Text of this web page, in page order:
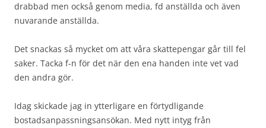
drabbad men också genom media, fd anställda och även
nuvarande anställda.
Det snackas så mycket om att våra skattepengar går till fel
saker. Tacka f-n för det när den ena handen inte vet vad
den andra gör.
Idag skickade jag in ytterligare en förtydligande
bostadsanpassningsansökan. Med nytt intyg från